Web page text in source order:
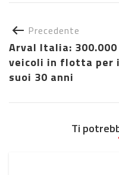
Precedente
Arval Italia: 300.000
veicoli in flotta per i
suoi 30 anni
Ti